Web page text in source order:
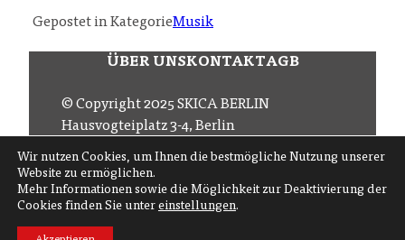
Gepostet in KategorieMusik
Wir nutzen Cookies, um Ihnen die bestmögliche Nutzung unserer
Website zu ermöglichen.
Mehr Informationen sowie die Möglichkeit zur Deaktivierung der
Cookies finden Sie unter einstellungen.
ÜBER UNSKONTAKTAGB
© Copyright 2025 SKICA BERLIN
Hausvogteiplatz 3-4, Berlin
Tel+49 30 206 145 57
Folgen Sie uns auf